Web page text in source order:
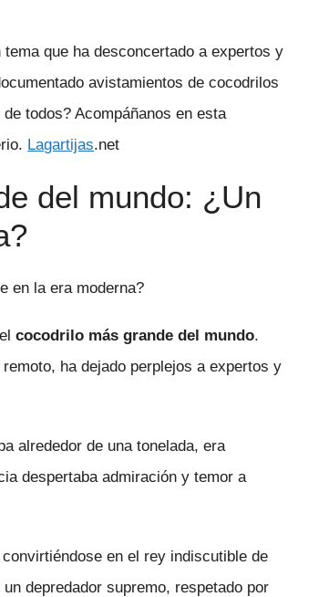
tema que ha desconcertado a expertos y
avistamientos de cocodrilos
todos? Acompáñanos en esta
Lagartijas.net
del mundo: ¿Un
en la era moderna?
cocodrilo más grande del mundo.
ha dejado perplejos a expertos y
alrededor de una tonelada, era
despertaba admiración y temor a
en el rey indiscutible de
depredador supremo, respetado por